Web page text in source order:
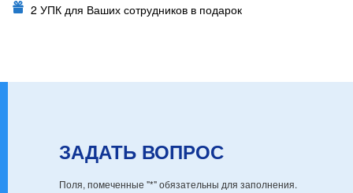
2 УПК для Ваших сотрудников в подарок
ЗАДАТЬ ВОПРОС
Поля, помеченные "*" обязательны для заполнения.